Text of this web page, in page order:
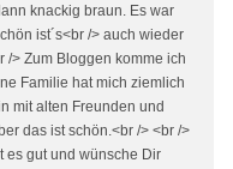
knackig braun. Es war
ist´s<br /> auch wieder
/> Zum Bloggen komme ich
Familie hat mich ziemlich
mit alten Freunden und
das ist schön.<br /> <br />
es gut und wünsche Dir